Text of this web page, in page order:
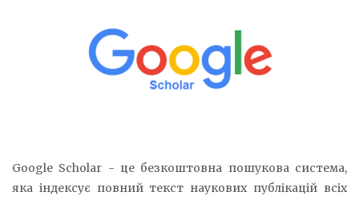
Google Scholar - це безкоштовна пошукова система,
яка індексує повний текст наукових публікацій всіх